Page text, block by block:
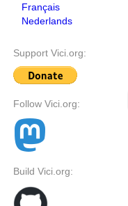
Français
Nederlands
Support Vici.org:
Follow Vici.org:
Build Vici.org: